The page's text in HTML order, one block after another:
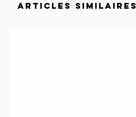
ARTICLES SIMILAIRES